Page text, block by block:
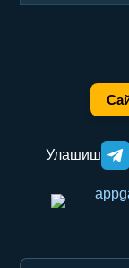
Улашиш